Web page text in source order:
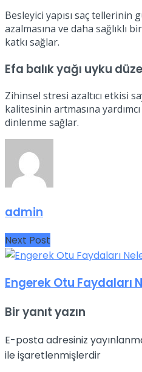
Besleyici yapısı saç tellerinin
azalmasına ve daha sağlıklı
katkı sağlar.
Efa balık yağı uyku
Zihinsel stresi azaltıcı etkisi
kalitesinin artmasına
dinlenme sağlar.
admin
Next Post
Engerek Otu Faydaları
Bir yanıt yazın
E-posta adresiniz
ile işaretlenmişlerdir